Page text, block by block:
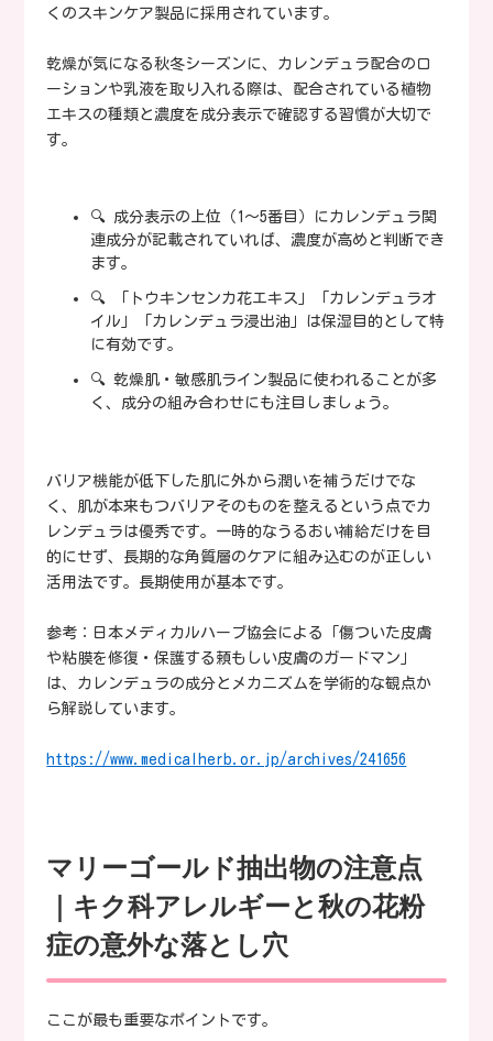
くのスキンケア製品に採用されています。
乾燥が気になる秋冬シーズンに、カレンデュラ配合のロ
ーションや乳液を取り入れる際は、配合されている植物
エキスの種類と濃度を成分表示で確認する習慣が大切で
す。
🔍 成分表示の上位（1〜5番目）にカレンデュラ関
連成分が記載されていれば、濃度が高めと判断でき
ます。
🔍 「トウキンセンカ花エキス」「カレンデュラオ
イル」「カレンデュラ浸出油」は保湿目的として特
に有効です。
🔍 乾燥肌・敏感肌ライン製品に使われることが多
く、成分の組み合わせにも注目しましょう。
バリア機能が低下した肌に外から潤いを補うだけでな
く、肌が本来もつバリアそのものを整えるという点でカ
レンデュラは優秀です。一時的なうるおい補給だけを目
的にせず、長期的な角質層のケアに組み込むのが正しい
活用法です。長期使用が基本です。
参考：日本メディカルハーブ協会による「傷ついた皮膚
や粘膜を修復・保護する頼もしい皮膚のガードマン」
は、カレンデュラの成分とメカニズムを学術的な観点か
ら解説しています。
https://www.medicalherb.or.jp/archives/241656
マリーゴールド抽出物の注意点
｜キク科アレルギーと秋の花粉
症の意外な落とし穴
ここが最も重要なポイントです。